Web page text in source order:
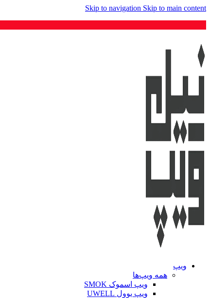
Skip to navigation Skip to main content
ویپ‌
همه ویپ‌ها
ویپ اسموک SMOK
ویپ یوول UWELL